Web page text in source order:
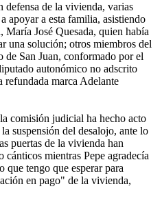
defensa de la vivienda, varias
apoyar a esta familia, asistiendo
José Quesada, quien había
una solución; otros miembros del
San Juan, conformado por el
autonómico no adscrito
marca Adelante
comisión judicial ha hecho acto
suspensión del desalojo, ante lo
puertas de la vivienda han
mientras Pepe agradecía
tengo que esperar para
en pago" de la vivienda,